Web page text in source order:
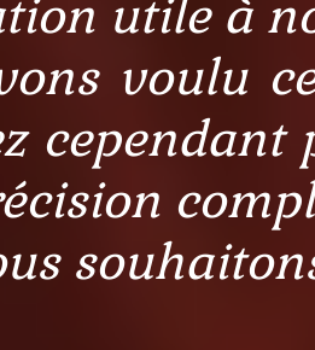
utile à
voulu